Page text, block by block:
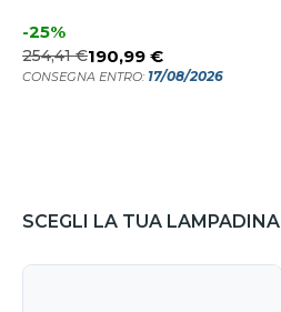
-25%
254,41 €190,99 €
CONSEGNA ENTRO: 17/08/2026
SCEGLI LA TUA LAMPADINA